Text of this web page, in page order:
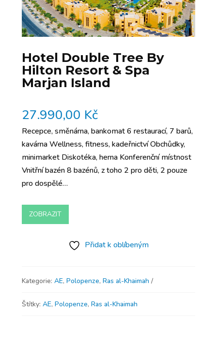
Hotel Double Tree By
Hilton Resort & Spa
Marjan Island
27.990,00 Kč
Recepce, směnárna, bankomat 6 restaurací, 7 barů,
kavárna Wellness, fitness, kadeřnictví Obchůdky,
minimarket Diskotéka, herna Konferenční místnost
Vnitřní bazén 8 bazénů, z toho 2 pro děti, 2 pouze
pro dospělé…
ZOBRAZIT
Přidat k oblíbeným
Kategorie: AE, Polopenze, Ras al-Khaimah
Štítky: AE, Polopenze, Ras al-Khaimah